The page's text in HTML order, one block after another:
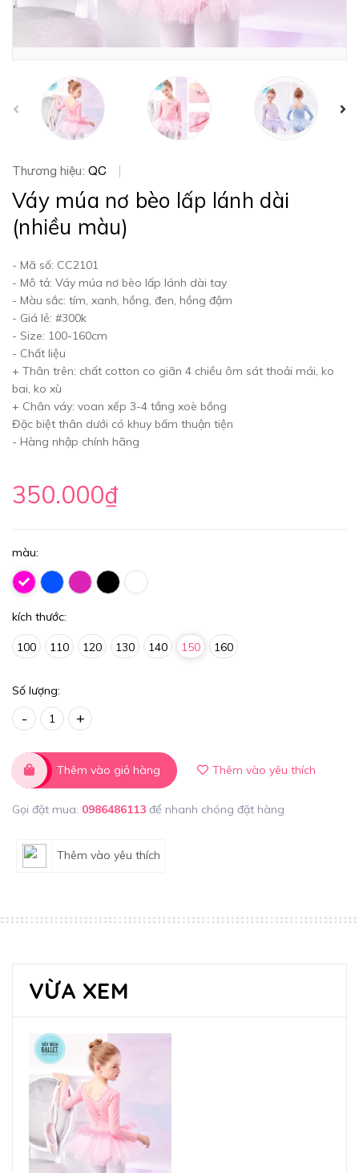
prev
Thương hiệu: QC
Váy múa nơ bèo lấp lánh dài
(nhiều màu)
- Mã số: CC2101
- Mô tả: Váy múa nơ bèo lấp lánh dài tay
- Màu sắc: tím, xanh, hồng, đen, hồng đậm
- Giá lẻ: #300k
- Size: 100-160cm
- Chất liệu
+ Thân trên: chất cotton co giãn 4 chiều ôm sát thoải mái, ko
bai, ko xù
+ Chân váy: voan xếp 3-4 tầng xoè bồng
Đặc biệt thân dưới có khuy bấm thuận tiện
- Hàng nhập chính hãng
350.000₫
màu:
kích thước:
100 110 120 130 140 150 160
Số lượng:
- +
Thêm vào giỏ hàng Thêm vào yêu thích
Gọi đặt mua: 0986486113 để nhanh chóng đặt hàng
Thêm vào yêu thích
VỪA XEM